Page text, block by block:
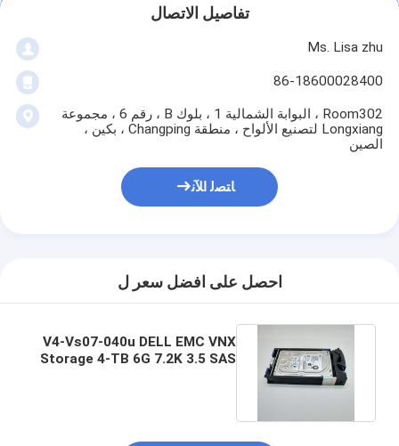
تفاصيل الاتصال
Ms. Lisa zhu
86-18600028400
Room302 ، البوابة الشمالية 1 ، بلوك B ، رقم 6 ، مجموعة
Longxiang لتصنيع الألواح ، منطقة Changping ، بكين ،
الصين
ﺎﺘﺼﻟ ﺍﻶﻧ
احصل على افضل سعر ل
V4-Vs07-040u DELL EMC VNX
Storage 4-TB 6G 7.2K 3.5 SAS